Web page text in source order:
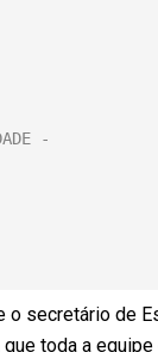
secretário de
toda a